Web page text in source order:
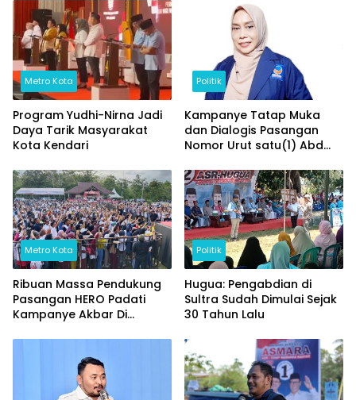
Metro Kota
Program Yudhi-Nirna Jadi
Daya Tarik Masyarakat
Kota Kendari
Politik
Kampanye Tatap Muka
dan Dialogis Pasangan
Nomor Urut satu(1) Abd
dipadati Ribuan
Masyarakat
Metro Kota
Ribuan Massa Pendukung
Pasangan HERO Padati
Kampanye Akbar Di
Palangga
Politik
Hugua: Pengabdian di
Sultra Sudah Dimulai Sejak
30 Tahun Lalu